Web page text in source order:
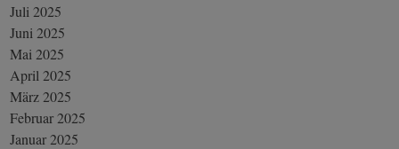
Juli 2025
Juni 2025
Mai 2025
April 2025
März 2025
Februar 2025
Januar 2025